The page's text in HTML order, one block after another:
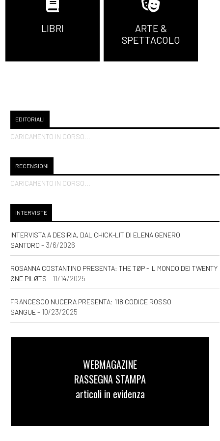
LIBRI
ARTE &
SPETTACOLO
EDITORIALI
CARICAMENTO IN CORSO...
RECENSIONI
CARICAMENTO IN CORSO...
INTERVISTE
INTERVISTA A DESIRIA, DAL CHICK-LIT DI ELENA GENERO
SANTORO - 3/6/2026
ROSANNA COSTANTINO PRESENTA: THE TØP - IL MONDO DEI TWENTY
ØNE PILØTS - 11/14/2025
FRANCESCO NUCERA PRESENTA: 118 CODICE ROSSO
SANGUE- 10/23/2025
WEBMAGAZINE
RASSEGNA STAMPA
articoli in evidenza